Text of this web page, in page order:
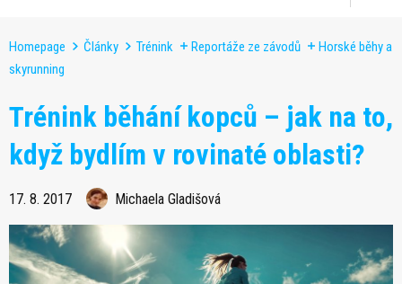
Homepage Články Trénink Reportáže ze závodů
Horské běhy a
skyrunning
Trénink běhání kopců – jak na to,
když bydlím v rovinaté oblasti?
17. 8. 2017 Michaela Gladišová